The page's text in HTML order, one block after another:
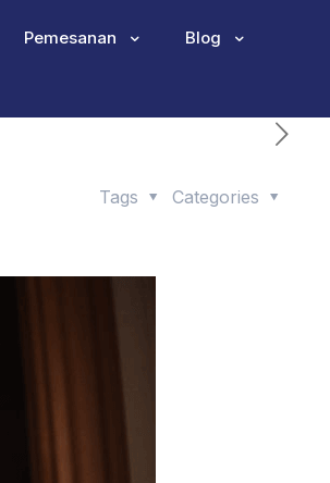
Pemesanan
Blog
Categories
Tags